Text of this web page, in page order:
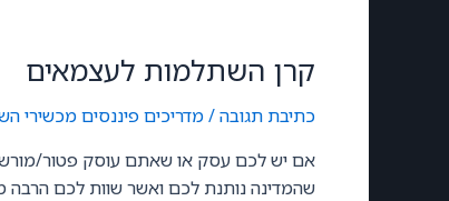
קרן השתלמות לעצמאים
כתיבת תגובה/מדריכים פיננסיםמכשירי
אם יש לכם עסק או שאתם עוסק פטור/
שהמדינה נותנת לכם ואשר שוות לכם הרבה